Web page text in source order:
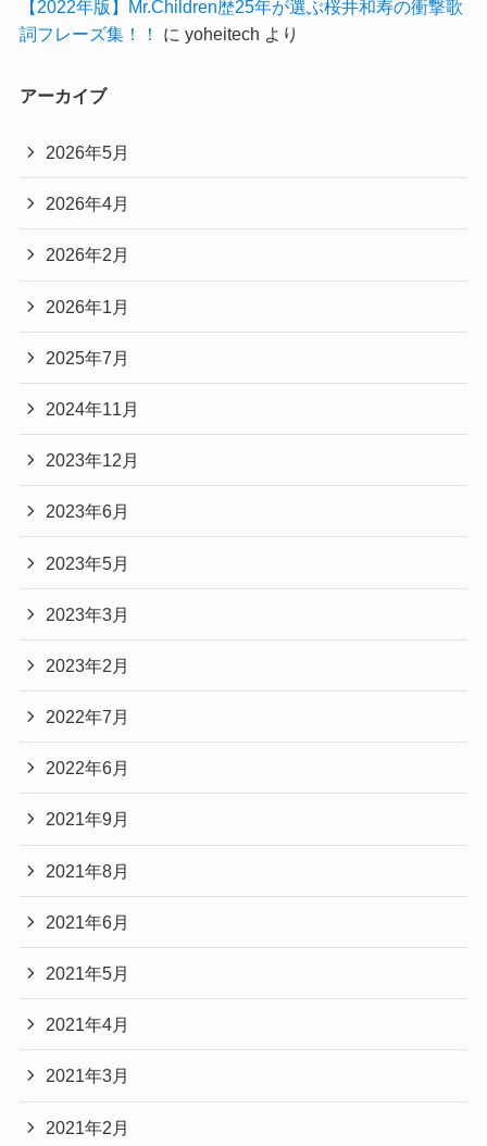
【2022年版】Mr.Children歴25年が選ぶ桜井和寿の衝撃歌
詞フレーズ集！！
に yoheitech より
アーカイブ
2026年5月
2026年4月
2026年2月
2026年1月
2025年7月
2024年11月
2023年12月
2023年6月
2023年5月
2023年3月
2023年2月
2022年7月
2022年6月
2021年9月
2021年8月
2021年6月
2021年5月
2021年4月
2021年3月
2021年2月